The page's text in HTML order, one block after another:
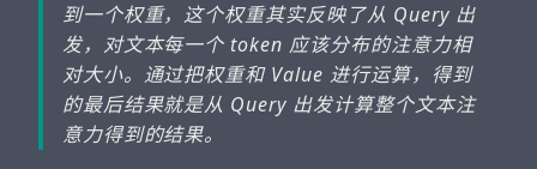
到一个权重，这个权重其实反映了从 Query 出
发，对文本每一个 token 应该分布的注意力相
对大小。通过把权重和 Value 进行运算，得到
的最后结果就是从 Query 出发计算整个文本注
意力得到的结果。